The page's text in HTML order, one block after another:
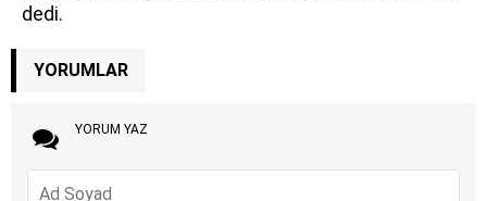
dedi.
YORUMLAR
YORUM YAZ